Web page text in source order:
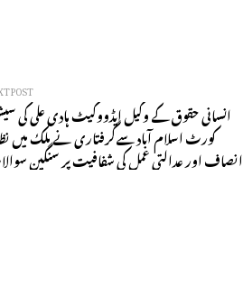
POST
انسانی حقوق کے وکیل ایڈووکیٹ ہادی علی کی
کورٹ اسلام آباد سےگرفتاری نے ملک میں
انصاف اور عدالتی عمل کی شفافیت پر سنگین